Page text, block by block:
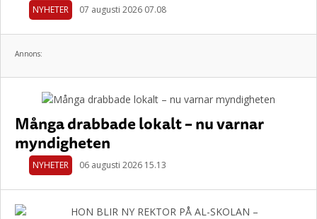
NYHETER 07 augusti 2026 07.08
Annons:
Många drabbade lokalt – nu varnar
myndigheten
NYHETER 06 augusti 2026 15.13